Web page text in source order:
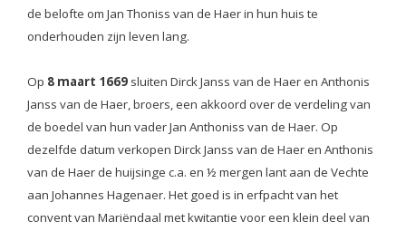
de belofte om Jan Thoniss van de Haer in hun huis te
onderhouden zijn leven lang.
Op 8 maart 1669 sluiten Dirck Janss van de Haer en Anthonis
Janss van de Haer, broers, een akkoord over de verdeling van
de boedel van hun vader Jan Anthoniss van de Haer. Op
dezelfde datum verkopen Dirck Janss van de Haer en Anthonis
van de Haer de huijsinge c.a. en ½ mergen lant aan de Vechte
aan Johannes Hagenaer. Het goed is in erfpacht van het
convent van Mariëndaal met kwitantie voor een klein deel van